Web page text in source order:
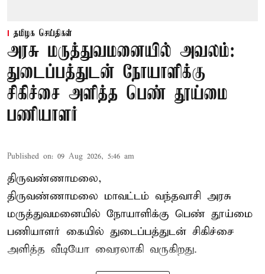
தமிழக செய்திகள்
அரசு மருத்துவமனையில் அவலம்:
துடைப்பத்துடன் நோயாளிக்கு
சிகிச்சை அளித்த பெண் தூய்மை
பணியாளர்
Published on: 09 Aug 2026, 5:46 am
திருவண்ணாமலை,
திருவண்ணாமலை மாவட்டம் வந்தவாசி அரசு
மருத்துவமனையில் நோயாளிக்கு பெண் தூய்மை
பணியாளர் கையில் துடைப்பத்துடன் சிகிச்சை
அளித்த வீடியோ வைரலாகி வருகிறது.